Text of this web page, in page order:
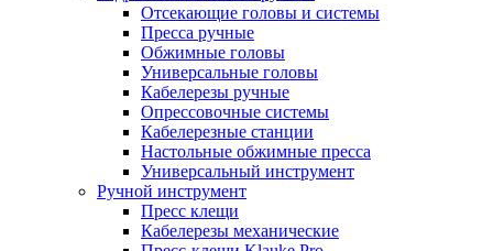
Отсекающие головы и системы
Пресса ручные
Обжимные головы
Универсальные головы
Кабелерезы ручные
Опрессовочные системы
Кабелерезные станции
Настольные обжимные пресса
Универсальный инструмент
Ручной инструмент
Пресс клещи
Кабелерезы механические